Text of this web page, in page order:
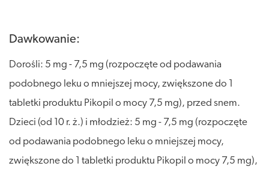
Dawkowanie:
Dorośli: 5 mg - 7,5 mg (rozpoczęte od podawania
podobnego leku o mniejszej mocy, zwiększone do 1
tabletki produktu Pikopil o mocy 7,5 mg), przed snem.
Dzieci (od 10 r. ż.) i młodzież: 5 mg - 7,5 mg (rozpoczęte
od podawania podobnego leku o mniejszej mocy,
zwiększone do 1 tabletki produktu Pikopil o mocy 7,5 mg),